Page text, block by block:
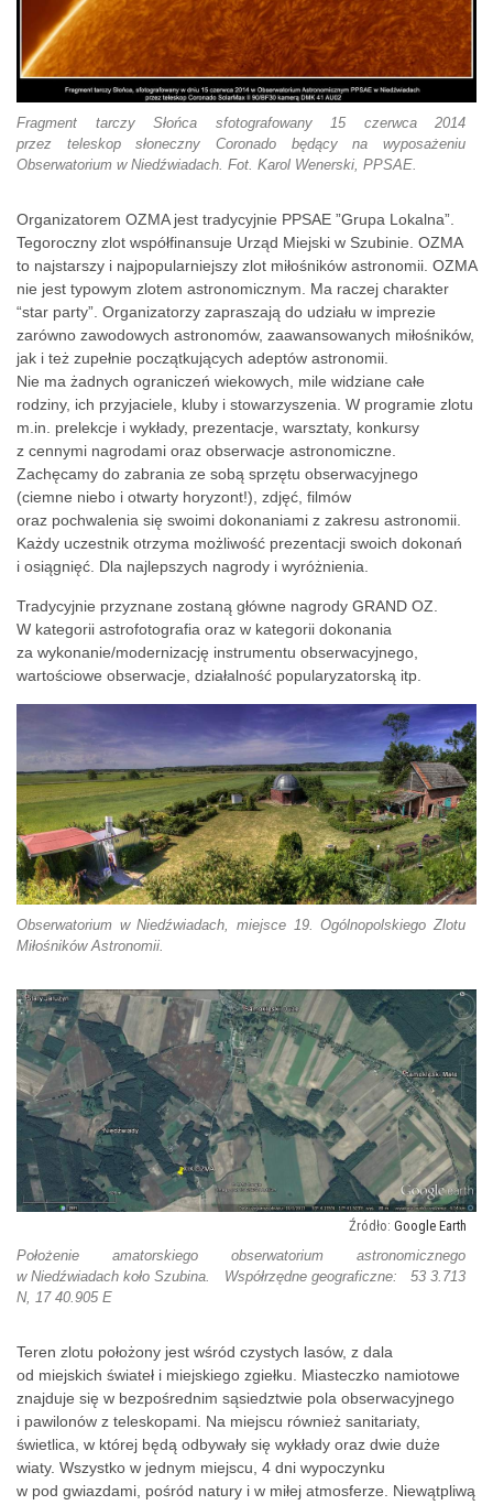
Fragment tarczy Słońca sfotografowany 15 czerwca 2014
przez teleskop słoneczny Coronado będący na wyposażeniu
Obserwatorium w Niedźwiadach. Fot. Karol Wenerski, PPSAE.
Organizatorem OZMA jest tradycyjnie PPSAE ”Grupa Lokalna”.
Tegoroczny zlot współfinansuje Urząd Miejski w Szubinie. OZMA
to najstarszy i najpopularniejszy zlot miłośników astronomii. OZMA
nie jest typowym zlotem astronomicznym. Ma raczej charakter
“star party”. Organizatorzy zapraszają do udziału w imprezie
zarówno zawodowych astronomów, zaawansowanych miłośników,
jak i też zupełnie początkujących adeptów astronomii.
Nie ma żadnych ograniczeń wiekowych, mile widziane całe
rodziny, ich przyjaciele, kluby i stowarzyszenia. W programie zlotu
m.in. prelekcje i wykłady, prezentacje, warsztaty, konkursy
z cennymi nagrodami oraz obserwacje astronomiczne.
Zachęcamy do zabrania ze sobą sprzętu obserwacyjnego
(ciemne niebo i otwarty horyzont!), zdjęć, filmów
oraz pochwalenia się swoimi dokonaniami z zakresu astronomii.
Każdy uczestnik otrzyma możliwość prezentacji swoich dokonań
i osiągnięć. Dla najlepszych nagrody i wyróżnienia.
Tradycyjnie przyznane zostaną główne nagrody GRAND OZ.
W kategorii astrofotografia oraz w kategorii dokonania
za wykonanie/modernizację instrumentu obserwacyjnego,
wartościowe obserwacje, działalność popularyzatorską itp.
Obserwatorium w Niedźwiadach, miejsce 19. Ogólnopolskiego Zlotu
Miłośników Astronomii.
Google Earth
Położenie amatorskiego obserwatorium astronomicznego
w Niedźwiadach koło Szubina. Współrzędne geograficzne: 53 3.713
N, 17 40.905 E
Teren zlotu położony jest wśród czystych lasów, z dala
od miejskich świateł i miejskiego zgiełku. Miasteczko namiotowe
znajduje się w bezpośrednim sąsiedztwie pola obserwacyjnego
i pawilonów z teleskopami. Na miejscu również sanitariaty,
świetlica, w której będą odbywały się wykłady oraz dwie duże
wiaty. Wszystko w jednym miejscu, 4 dni wypoczynku
w pod gwiazdami, pośród natury i w miłej atmosferze. Niewątpliwą